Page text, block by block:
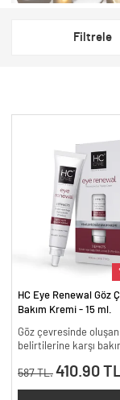
Filtrele
HC Eye Renewal Göz
Bakım Kremi - 15 ml.
Göz çevresinde oluşan
belirtilerine karşı
587 TL. 410.90